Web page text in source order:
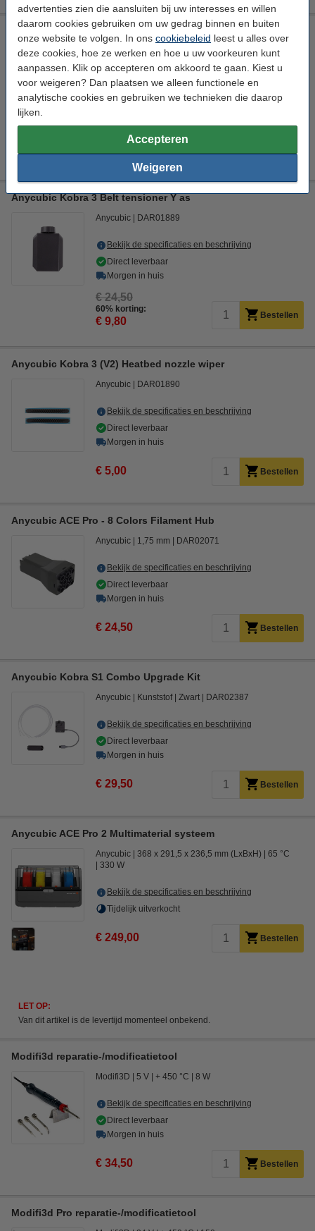
advertenties zien die aansluiten bij uw interesses en willen
daarom cookies gebruiken om uw gedrag binnen en buiten
onze website te volgen. In ons cookiebeleid leest u alles over
deze cookies, hoe ze werken en hoe u uw voorkeuren kunt
aanpassen. Klik op accepteren om akkoord te gaan. Kiest u
voor weigeren? Dan plaatsen we alleen functionele en
analytische cookies en gebruiken we technieken die daarop
lijken.
Accepteren
Weigeren
Anycubic Kobra 3 Belt tensioner X as
Anycubic DAR01888
Bekijk de specificaties en beschrijving
Direct leverbaar
35% korting:
€ 15,93
Anycubic Kobra 3 Belt tensioner Y as
Anycubic DAR01889
Bekijk de specificaties en beschrijving
Direct leverbaar
Morgen in huis
€ 24,50
60% korting:
€ 9,80 Bestellen
Anycubic Kobra 3 (V2) Heatbed nozzle wiper
Anycubic DAR01890
Bekijk de specificaties en beschrijving
Direct leverbaar
Morgen in huis
€ 5,00 Bestellen
Anycubic ACE Pro - 8 Colors Filament Hub
Anycubic 1,75 mm DAR02071
Bekijk de specificaties en beschrijving
Direct leverbaar
Morgen in huis
€ 24,50 Bestellen
Anycubic Kobra S1 Combo Upgrade Kit
Anycubic Kunststof Zwart DAR02387
Bekijk de specificaties en beschrijving
Direct leverbaar
Morgen in huis
€ 29,50 Bestellen
Anycubic ACE Pro 2 Multimaterial systeem
Anycubic 368 x 291,5 x 236,5 mm (LxBxH)
65 °C
330 W
Bekijk de specificaties en beschrijving
Tijdelijk uitverkocht
€ 249,00 Bestellen
LET OP:
Van dit artikel is de levertijd momenteel onbekend.
Modifi3d reparatie-/modificatietool
Modifi3D 5 V + 450 °C 8 W
Bekijk de specificaties en beschrijving
Direct leverbaar
Morgen in huis
€ 34,50 Bestellen
Modifi3d Pro reparatie-/modificatietool